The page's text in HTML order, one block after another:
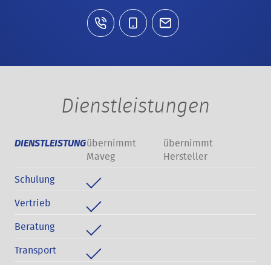
Dienstleistungen
DIENSTLEISTUNGübernimmt
Maveg
übernimmt
Hersteller
Schulung
Vertrieb
Beratung
Transport